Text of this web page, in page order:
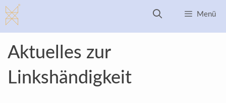
Zum
Inhalt
springen
Menü
Aktuelles zur
Linkshändigkeit